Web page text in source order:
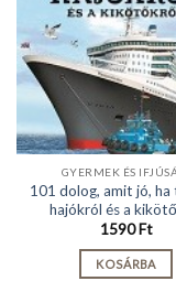
GYERMEK ÉS
101 dolog, amit jó, ha
hajókról és a
1590Ft
KOSÁRBA